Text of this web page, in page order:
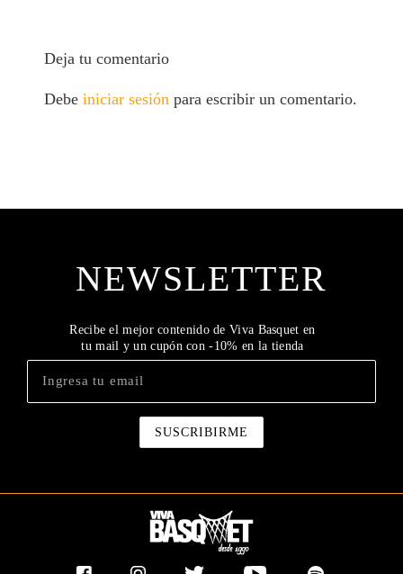
Deja tu comentario
Debeiniciar sesiónpara escribir un comentario.
NEWSLETTER
Recibe el mejor contenido de Viva Basquet en
tu mail y un cupón con -10% en la tienda